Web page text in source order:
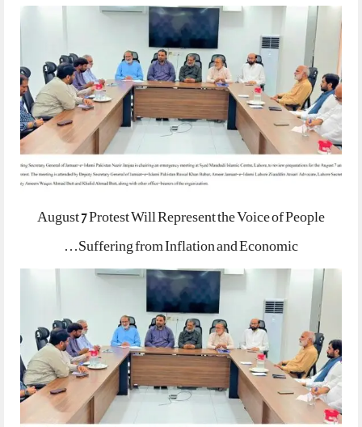
August 7 Protest Will Represent the Voice of People
Suffering from Inflation and Economic…